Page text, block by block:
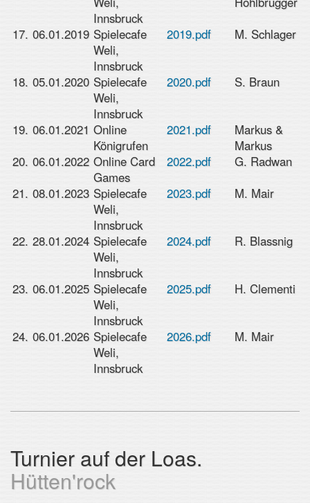
Innsbruck
17. 06.01.2019 Spielecafe
Weli,
Innsbruck
2019.pdf M. Schlager
18. 05.01.2020 Spielecafe
Weli,
Innsbruck
2020.pdf S. Braun
19. 06.01.2021 Online
Königrufen
2021.pdf
Markus &
Markus
20. 06.01.2022 Online Card
Games
2022.pdf
G. Radwan
21. 08.01.2023 Spielecafe
Weli,
Innsbruck
2023.pdf M. Mair
22. 28.01.2024 Spielecafe
Weli,
Innsbruck
2024.pdf R. Blassnig
23. 06.01.2025 Spielecafe
Weli,
Innsbruck
2025.pdf H. Clementi
24. 06.01.2026 Spielecafe
Weli,
Innsbruck
2026.pdf M. Mair
Turnier auf der Loas.
Hütten'rock